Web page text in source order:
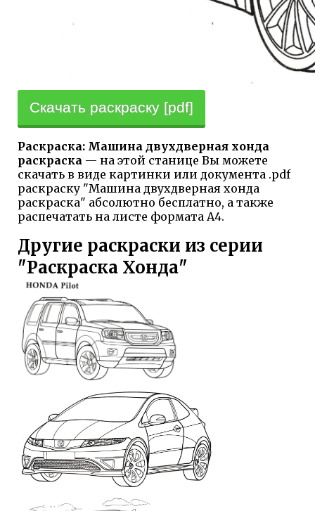
Скачать раскраску [pdf]
Раскраска: Машина двухдверная хонда
раскраска — на этой станице Вы можете
скачать в виде картинки или документа .pdf
раскраску "Машина двухдверная хонда
раскраска" абсолютно бесплатно, а также
распечатать на листе формата А4.
Другие раскраски из серии
"Раскраска Хонда"